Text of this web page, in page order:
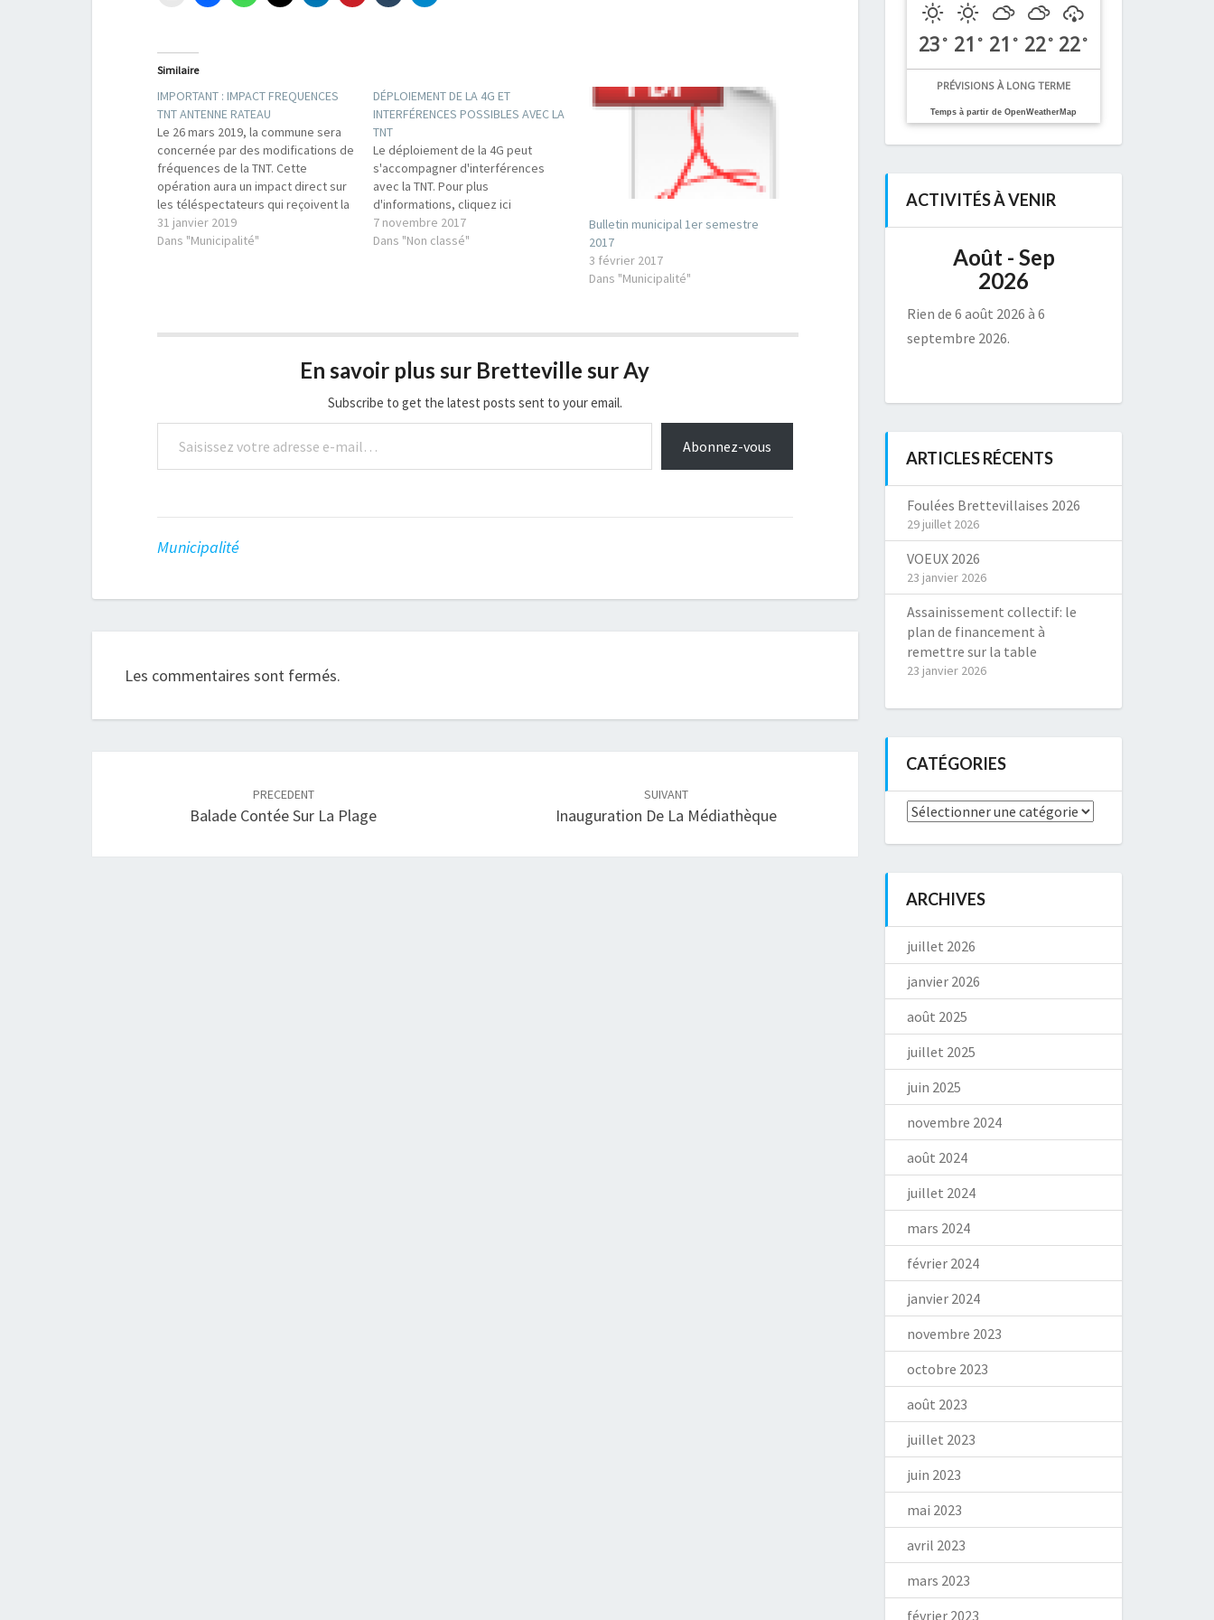
Similaire
IMPORTANT : IMPACT FREQUENCES
TNT ANTENNE RATEAU
Le 26 mars 2019, la commune sera
concernée par des modifications de
fréquences de la TNT. Cette
opération aura un impact direct sur
les téléspectateurs qui reçoivent la
télévision par l'antenne râteau : ils
risquent de perdre une partir de
31 janvier 2019
Dans "Municipalité"
DÉPLOIEMENT DE LA 4G ET
INTERFÉRENCES POSSIBLES AVEC LA
TNT
Le déploiement de la 4G peut
s'accompagner d'interférences
avec la TNT. Pour plus
d'informations, cliquez ici
7 novembre 2017
Dans "Non classé"
Bulletin municipal 1er semestre
2017
3 février 2017
Dans "Municipalité"
En savoir plus sur Bretteville sur Ay
Subscribe to get the latest posts sent to your email.
Saisissez votre adresse e-mail…
Abonnez-vous
Municipalité
Les commentaires sont fermés.
PRECEDENT
Balade Contée Sur La Plage
SUIVANT
Inauguration De La Médiathèque
23 ° 21 ° 21 ° 22° 22°
PRÉVISIONS À LONG TERME
Temps à partir de OpenWeatherMap
ACTIVITÉS À VENIR
Août - Sep
2026
Rien de 6 août 2026 à 6
septembre 2026.
ARTICLES RÉCENTS
Foulées Brettevillaises 2026
29 juillet 2026
VOEUX 2026
23 janvier 2026
Assainissement collectif: le
plan de financement à
remettre sur la table
23 janvier 2026
CATÉGORIES
Catégories
ARCHIVES
juillet 2026
janvier 2026
août 2025
juillet 2025
juin 2025
novembre 2024
août 2024
juillet 2024
mars 2024
février 2024
janvier 2024
novembre 2023
octobre 2023
août 2023
juillet 2023
juin 2023
mai 2023
avril 2023
mars 2023
février 2023